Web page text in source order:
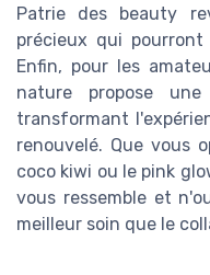
Patrie des beauty
précieux qui
Enfin, pour les
nature propose
transformant
renouvelé. Que vous
coco kiwi ou le pink
vous ressemble et
meilleur soin que le